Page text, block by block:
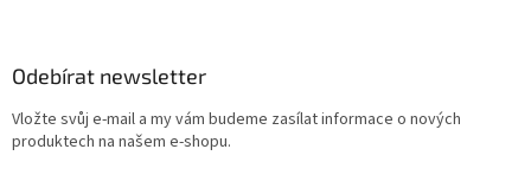
Odebírat newsletter
Vložte svůj e-mail a my vám budeme zasílat informace o nových
produktech na našem e-shopu.